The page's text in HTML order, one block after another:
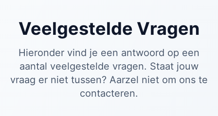
Veelgestelde Vragen
Hieronder vind je een antwoord op een
aantal veelgestelde vragen. Staat jouw
vraag er niet tussen? Aarzel niet om ons te
contacteren.